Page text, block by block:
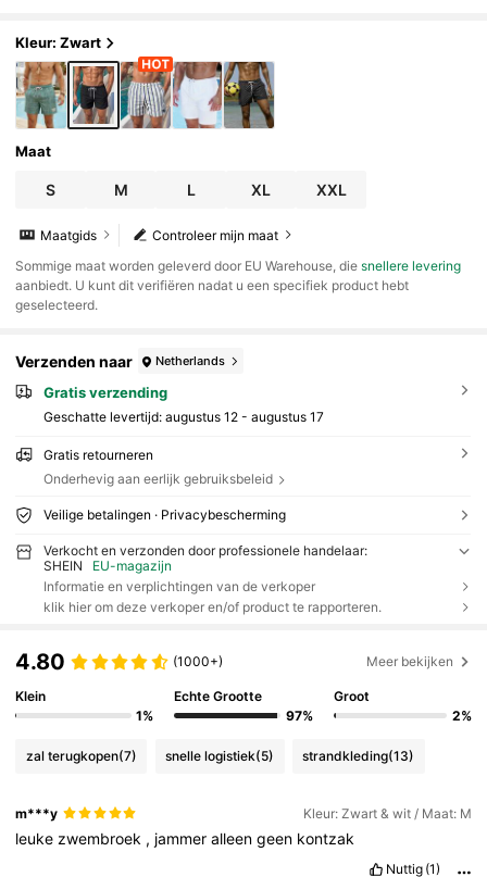
Kleur: Zwart
Maat
S M L XL XXL
Controleer mijn maat
Maatgids
​Sommige maat worden geleverd door EU Warehouse, diesnellere levering
aanbiedt. U kunt dit verifiëren nadat u een specifiek product hebt
geselecteerd.
Verzenden naar Netherlands
Gratis verzending
Geschatte levertijd: augustus 12 - augustus 17
Gratis retourneren
Onderhevig aan eerlijk gebruiksbeleid
Veilige betalingen · Privacybescherming
Verkocht en verzonden door professionele handelaar:
SHEIN
EU-magazijn
Informatie en verplichtingen van de verkoper
klik hier om deze verkoper en/of product te rapporteren.
4.80 (1000+) Meer bekijken
Klein
1%
Echte Grootte
97%
Groot
2%
zal terugkopen(7) snelle logistiek(5) strandkleding(13)
m***y Kleur: Zwart & wit / Maat: M
leuke zwembroek , jammeralleengeen kontzak
Nuttig (1)